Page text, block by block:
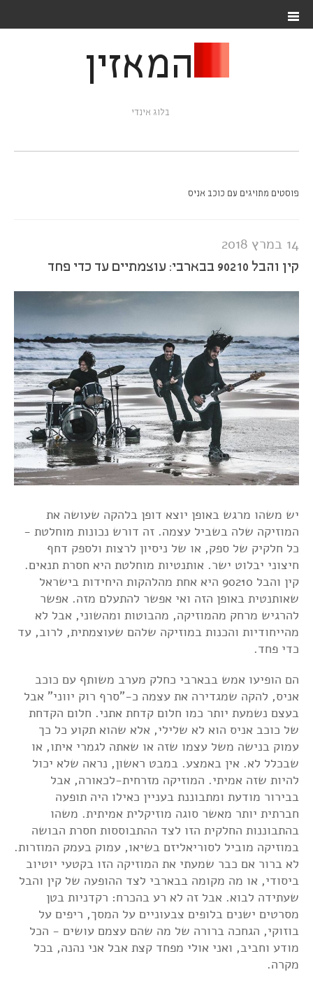
המאזין
בלוג אינדי
פוסטים מתויגים עם כוכב אניס
14 במרץ 2018
קין והבל 90210 בבארבי: עוצמתיים עד כדי פחד
יש משהו מרגש באופן יוצא דופן בלהקה שעושה את
המוזיקה שלה בשביל עצמה. זה דורש נכונות מוחלטת -
כל חלקיק של ספק, או של ניסיון לרצות ולספק דחף
חיצוני יבלוט ישר. אותנטיות מוחלטת היא חסרת תנאים.
קין והבל 90210 היא אחת מהלהקות היחידות בישראל
שאותנטית באופן הזה ואי אפשר להתעלם מזה. אפשר
להרגיש מרחק מהמוזיקה, מהבוטות ומהשוני, אבל לא
מהייחודיות והכנות במוזיקה שלהם שעוצמתית, לרוב, עד
כדי פחד.
הם הופיעו אמש בבארבי כחלק מערב משותף עם כוכב
אניס, להקה שמגדירה את עצמה כ-"סרף רוק יווני" אבל
בעצם נשמעת יותר כמו חלום קדחת אתני. חלום הקדחת
של כוכב אניס הוא לא שלילי, אלא שהוא תקוע כל כך
עמוק בנישה משל עצמו שזה או שאתה לגמרי איתו, או
שבכלל לא. אין באמצע. במבט ראשון, נראה שלא יכול
להיות שזה אמיתי. המוזיקה מזרחית-לכאורה, אבל
בבירור מודעת ומתבוננת בעניין כאילו היה תופעה
חברתית יותר מאשר סוגה מוזיקלית אמיתית. משהו
בהתבוננות החלקית הזו לצד ההתבוססות חסרת הבושה
במוזיקה מוביל לסוריאליזם בשיאו, עמוק בעמק המוזרות.
לא ברור אם כבר שמעתי את המוזיקה הזו בקטעי יוטיוב
ביסודי, או מה מקומה בבארבי לצד ההופעה של קין והבל
שעתידה לבוא. אבל זה לא רע בהכרח: רקדניות בטן
מסרטים ישנים בלופים צבעוניים על המסך, ריפים על
בוזוקי, הגחכה ברורה של מה שהם עצמם עושים - הכל
מודע וחביב, ואני אולי מפחד קצת אבל אני נהנה, בכל
מקרה.